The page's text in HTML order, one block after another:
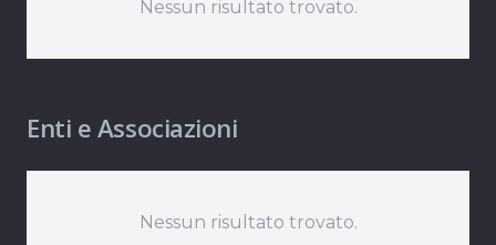
Nessun risultato trovato.
Enti e Associazioni
Nessun risultato trovato.